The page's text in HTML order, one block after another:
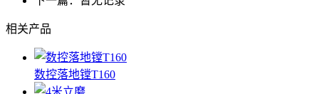
相关产品
数控落地镗T160